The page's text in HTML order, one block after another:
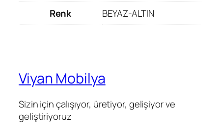
Renk BEYAZ-ALTIN
Viyan Mobilya
Sizin için çalışıyor, üretiyor, gelişiyor ve
geliştiriyoruz